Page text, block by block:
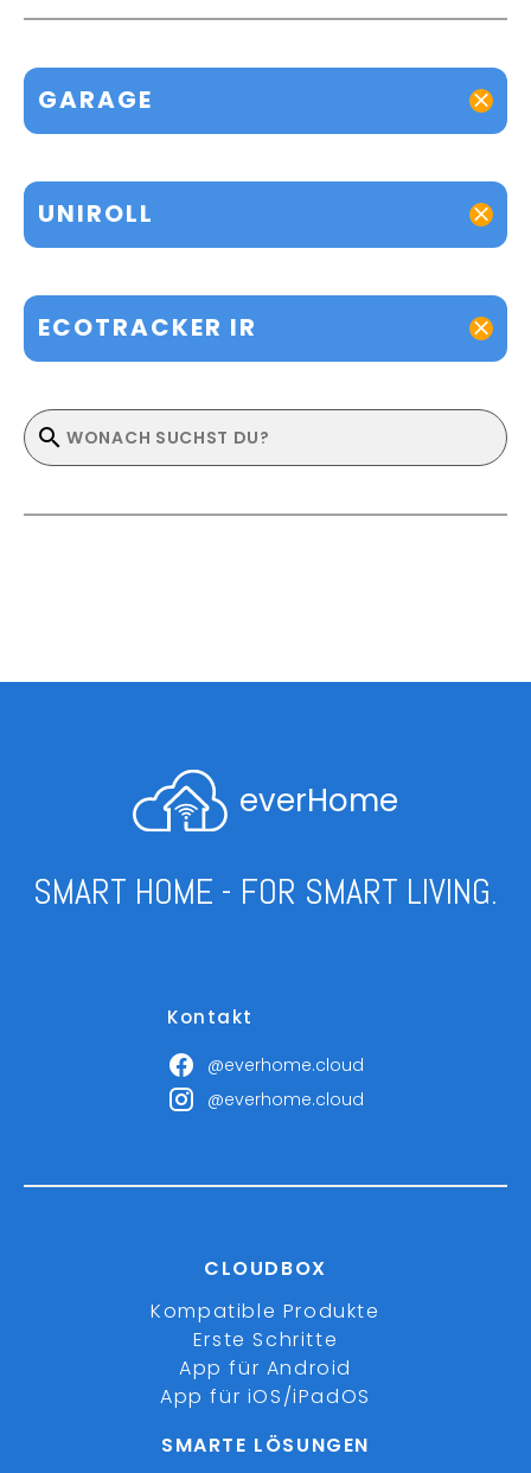
GARAGE
UNIROLL
ECOTRACKER IR
everHome
SMART HOME - FOR SMART LIVING.
Kontakt
@everhome.cloud
@everhome.cloud
CLOUDBOX
Kompatible Produkte
Erste Schritte
App für Android
App für iOS/iPadOS
SMARTE LÖSUNGEN